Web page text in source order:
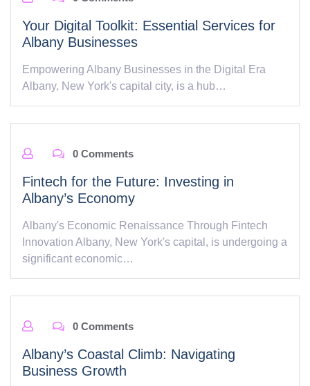
Your Digital Toolkit: Essential Services for
Albany Businesses
Empowering Albany Businesses in the Digital Era
Albany, New York's capital city, is a hub…
0 Comments
Fintech for the Future: Investing in
Albany’s Economy
Albany's Economic Renaissance Through Fintech
Innovation Albany, New York's capital, is undergoing a
significant economic…
0 Comments
Albany’s Coastal Climb: Navigating
Business Growth